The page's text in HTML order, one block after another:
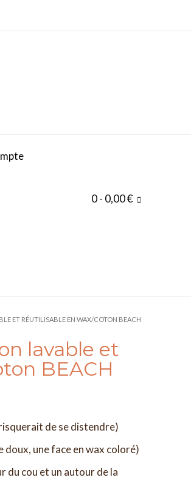
0- 0,00 €
ET RÉUTILISABLE EN WAX/COTON BEACH
lavable et
BEACH
de se distendre)
doux, une face en wax coloré)
du cou et un autour de la